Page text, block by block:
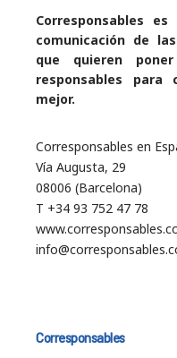
Corresponsables
comunicación de
que quieren
responsables
mejor.
Corresponsables en
Vía Augusta, 29
08006 (Barcelona)
T +34 93 752 47 78
Corresponsables